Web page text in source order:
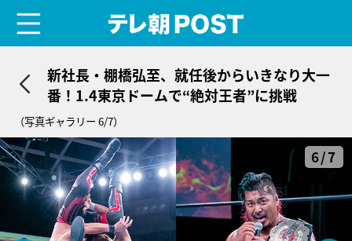
新社長・棚橋弘至、就任後からいきなり大一
番！1.4東京ドームで“絶対王者”に挑戦
（写真ギャラリー 6/7）
6/7